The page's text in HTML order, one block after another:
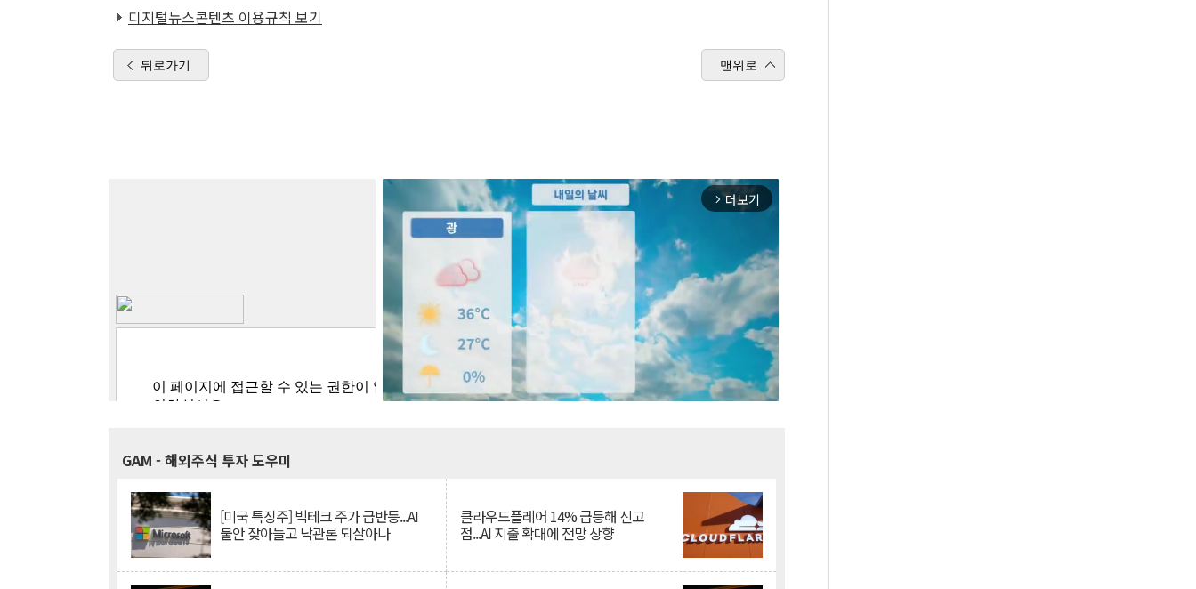
디지털뉴스콘텐츠 이용규칙 보기
뒤로가기 맨위로
arrow_forward_ios 더보기
GAM - 해외주식 투자 도우미
[미국 특징주] 빅테크 주가 급반등...AI
불안 잦아들고 낙관론 되살아나
클라우드플레어 14% 급등해 신고
점...AI 지출 확대에 전망 상향